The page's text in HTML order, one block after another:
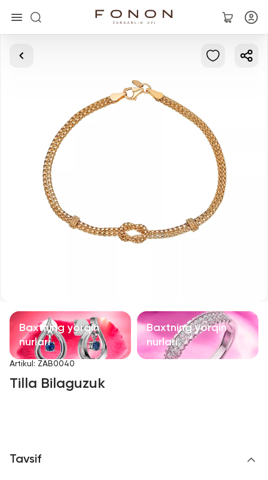
Asosiy
Ziraklar
Bilaguzuklar
Kulonlar
Aksessuarlar
Baxtning yorqin
nurlari
Baxtning yorqin
nurlari
Artikul : ZAB0040
Tilla Bilaguzuk
Tavsif